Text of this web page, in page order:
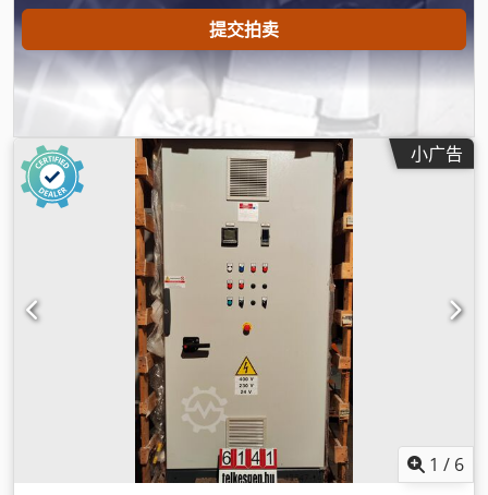
提交拍卖
小广告
1 / 6